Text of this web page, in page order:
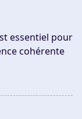
essentiel pour
cohérente